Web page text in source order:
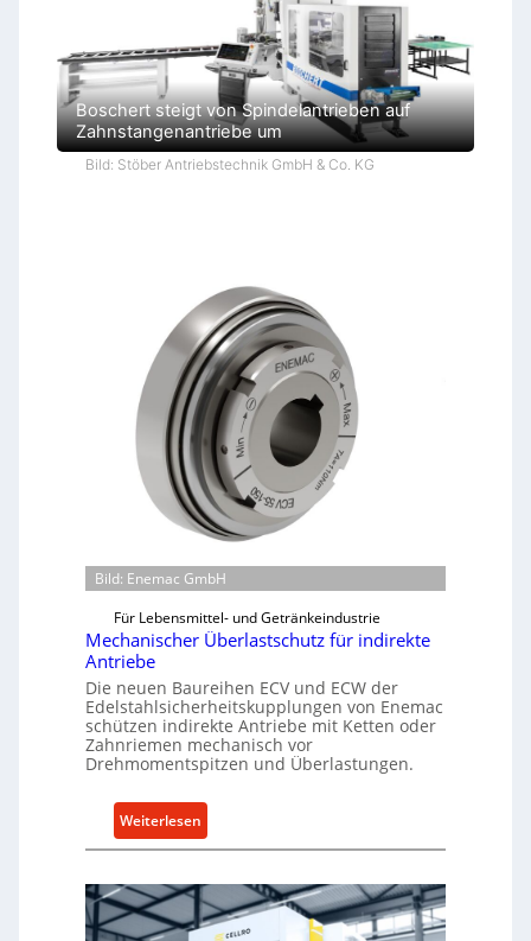
Boschert steigt von Spindelantrieben auf
Zahnstangenantriebe um
Bild: Stöber Antriebstechnik GmbH & Co. KG
Bild: Enemac GmbH
Für Lebensmittel- und Getränkeindustrie
Mechanischer Überlastschutz für indirekte
Antriebe
Die neuen Baureihen ECV und ECW der
Edelstahlsicherheitskupplungen von Enemac
schützen indirekte Antriebe mit Ketten oder
Zahnriemen mechanisch vor
Drehmomentspitzen und Überlastungen.
Weiterlesen
M
c
h